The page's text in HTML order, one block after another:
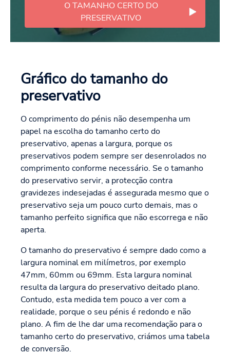
O TAMANHO CERTO DO
PRESERVATIVO
Gráfico do tamanho do
preservativo
O comprimento do pénis não desempenha um
papel na escolha do tamanho certo do
preservativo, apenas a largura, porque os
preservativos podem sempre ser desenrolados no
comprimento conforme necessário. Se o tamanho
do preservativo servir, a protecção contra
gravidezes indesejadas é assegurada mesmo que o
preservativo seja um pouco curto demais, mas o
tamanho perfeito significa que não escorrega e não
aperta.
O tamanho do preservativo é sempre dado como a
largura nominal em milímetros, por exemplo
47mm, 60mm ou 69mm. Esta largura nominal
resulta da largura do preservativo deitado plano.
Contudo, esta medida tem pouco a ver com a
realidade, porque o seu pénis é redondo e não
plano. A fim de lhe dar uma recomendação para o
tamanho certo do preservativo, criámos uma tabela
de conversão.